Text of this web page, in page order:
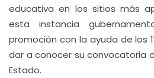
educativa en los sitios más
esta instancia
promoción con la ayuda de los
dar a conocer su convocatoria
Estado.